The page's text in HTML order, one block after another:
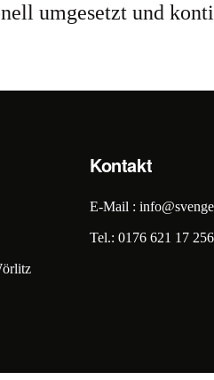
umgesetzt und
Kontakt
E-Mail :
Tel.: 0176 621 17 256